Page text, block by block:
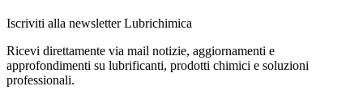
Iscriviti alla newsletter Lubrichimica
Ricevi direttamente via mail notizie, aggiornamenti e
approfondimenti su lubrificanti, prodotti chimici e soluzioni
professionali.